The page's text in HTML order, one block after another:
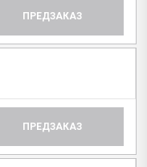
ПРЕДЗАКАЗ
ПРЕДЗАКАЗ